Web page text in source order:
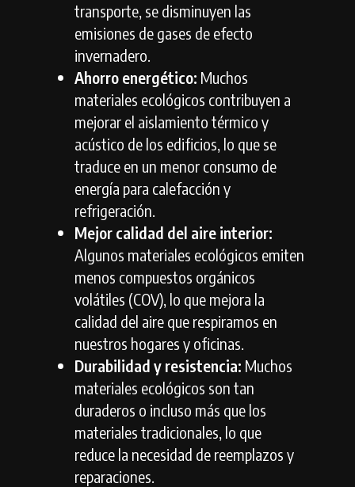
transporte, se disminuyen las
emisiones de gases de efecto
invernadero.
Ahorro energético: Muchos
materiales ecológicos contribuyen a
mejorar el aislamiento térmico y
acústico de los edificios, lo que se
traduce en un menor consumo de
energía para calefacción y
refrigeración.
Mejor calidad del aire interior:
Algunos materiales ecológicos emiten
menos compuestos orgánicos
volátiles (COV), lo que mejora la
calidad del aire que respiramos en
nuestros hogares y oficinas.
Durabilidad y resistencia: Muchos
materiales ecológicos son tan
duraderos o incluso más que los
materiales tradicionales, lo que
reduce la necesidad de reemplazos y
reparaciones.